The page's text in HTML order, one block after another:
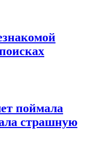
поймала
страшную